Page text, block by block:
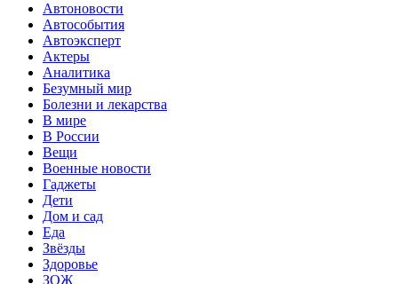
Автоновости
Автособытия
Автоэксперт
Актеры
Аналитика
Безумный мир
Болезни и лекарства
В мире
В России
Вещи
Военные новости
Гаджеты
Дети
Дом и сад
Еда
Звёзды
Здоровье
ЗОЖ